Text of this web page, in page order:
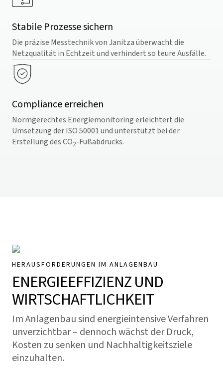
Stabile Prozesse sichern
Die präzise Messtechnik von Janitza überwacht die
Netzqualität in Echtzeit und verhindert so teure Ausfälle.
Compliance erreichen
Normgerechtes Energiemonitoring erleichtert die
Umsetzung der ISO 50001 und unterstützt bei der
Erstellung des CO2-Fußabdrucks.
HERAUSFORDERUNGEN IM ANLAGENBAU
ENERGIEEFFIZIENZ UND
WIRTSCHAFTLICHKEIT
Im Anlagenbau sind energieintensive Verfahren
unverzichtbar – dennoch wächst der Druck,
Kosten zu senken und Nachhaltigkeitsziele
einzuhalten.